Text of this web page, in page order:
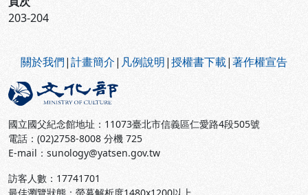
203-204
關於我們|計畫簡介| 凡例說明|授權書下載|著作權宣告
國立國父紀念館地址：11073臺北市信義區仁愛路4段505號
電話：(02)2758-8008 分機 725
E-mail：sunology@yatsen.gov.tw
訪客人數： 17741701